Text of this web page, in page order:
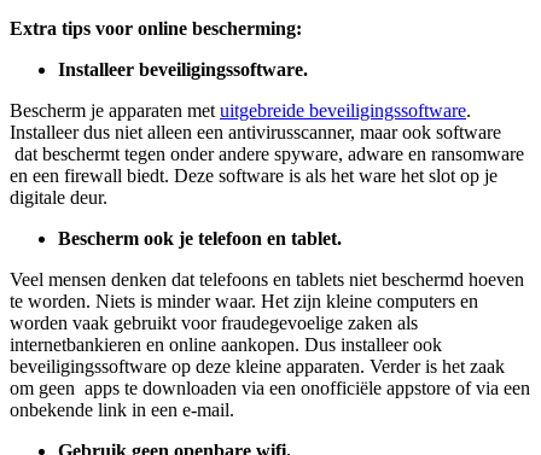
Extra tips voor online bescherming:
Installeer beveiligingssoftware.
Bescherm je apparaten met uitgebreide beveiligingssoftware.
Installeer dus niet alleen een antivirusscanner, maar ook software
dat beschermt tegen onder andere spyware, adware en ransomware
en een firewall biedt. Deze software is als het ware het slot op je
digitale deur.
Bescherm ook je telefoon en tablet.
Veel mensen denken dat telefoons en tablets niet beschermd hoeven
te worden. Niets is minder waar. Het zijn kleine computers en
worden vaak gebruikt voor fraudegevoelige zaken als
internetbankieren en online aankopen. Dus installeer ook
beveiligingssoftware op deze kleine apparaten. Verder is het zaak
om geen apps te downloaden via een onofficiële appstore of via een
onbekende link in een e-mail.